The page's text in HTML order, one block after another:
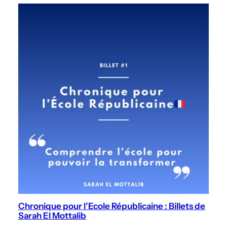
Chronique pour l’Ecole Républicaine : Billets de
Sarah El Mottalib